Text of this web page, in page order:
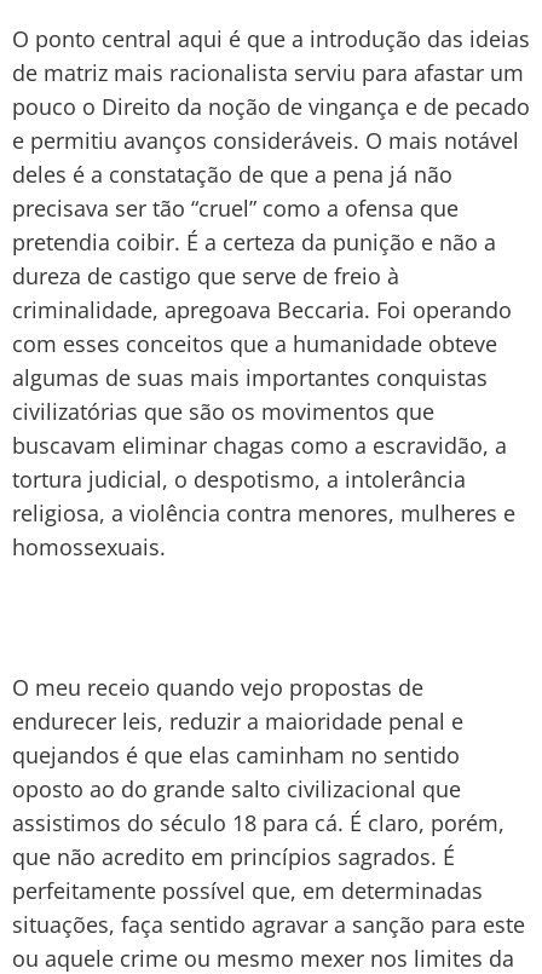
O ponto central aqui é que a introdução das ideias
de matriz mais racionalista serviu para afastar um
pouco o Direito da noção de vingança e de pecado
e permitiu avanços consideráveis. O mais notável
deles é a constatação de que a pena já não
precisava ser tão “cruel” como a ofensa que
pretendia coibir. É a certeza da punição e não a
dureza de castigo que serve de freio à
criminalidade, apregoava Beccaria. Foi operando
com esses conceitos que a humanidade obteve
algumas de suas mais importantes conquistas
civilizatórias que são os movimentos que
buscavam eliminar chagas como a escravidão, a
tortura judicial, o despotismo, a intolerância
religiosa, a violência contra menores, mulheres e
homossexuais.
O meu receio quando vejo propostas de
endurecer leis, reduzir a maioridade penal e
quejandos é que elas caminham no sentido
oposto ao do grande salto civilizacional que
assistimos do século 18 para cá. É claro, porém,
que não acredito em princípios sagrados. É
perfeitamente possível que, em determinadas
situações, faça sentido agravar a sanção para este
ou aquele crime ou mesmo mexer nos limites da